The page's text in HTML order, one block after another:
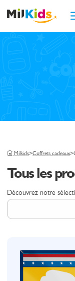
Milkids>Coffrets cadeaux>
Tous les
Découvrez notre